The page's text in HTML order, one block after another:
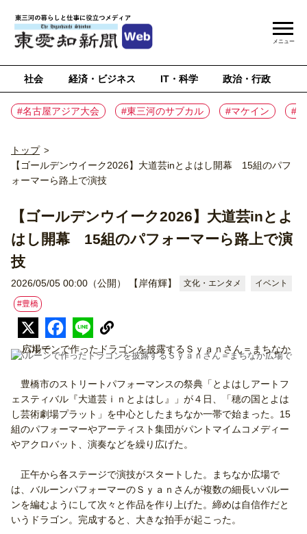
社会 経済・ビジネス IT・科学 政治・行政
#名古屋アジア大会 #東三河のサブカル #マケイン #
メニュー
トップ >
【ゴールデンウイーク2026】大道芸inとよはし開幕 15組のパフ
ォーマーら路上で演技
【ゴールデンウイーク2026】大道芸inとよ
はし開幕 15組のパフォーマーら路上で演
技
2026/05/05 00:00（公開） 【岸侑輝】 文化・エンタメ イベント
#豊橋
バルーンで作ったドラゴンを披露するＳｙａｎさん＝まちなか広場で
豊橋市のストリートパフォーマンスの祭典「とよはしアートフ
ェスティバル『大道芸ｉｎとよはし』」が４日、「穂の国とよは
し芸術劇場プラット」を中心としたまちなか一帯で始まった。15
組のパフォーマーやアーティスト集団がパントマイムコメディー
やアクロバット、演奏などを繰り広げた。
正午から各ステージで演技がスタートした。まちなか広場で
は、バルーンパフォーマーのＳｙａｎさんが複数の細長いバルー
ンを編むようにして次々と作品を作り上げた。締めは自信作だと
いうドラゴン。完成すると、大きな拍手が起こった。